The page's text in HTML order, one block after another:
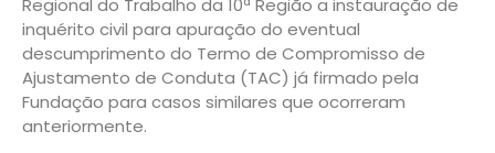
Regional do Trabalho da 10ª Região a instauração de
inquérito civil para apuração do eventual
descumprimento do Termo de Compromisso de
Ajustamento de Conduta (TAC) já firmado pela
Fundação para casos similares que ocorreram
anteriormente.